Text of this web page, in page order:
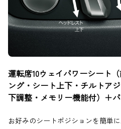
運転席10ウェイパワーシート
ング・シート上下・チルトア
下調整・メモリー機能付）＋
お好みのシートポジションを簡単に